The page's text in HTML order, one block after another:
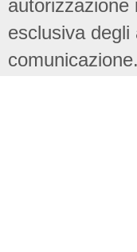
autorizzazione
esclusiva